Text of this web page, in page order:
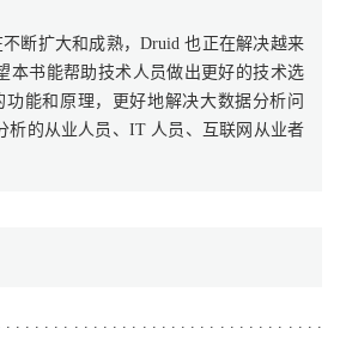
断扩大和成熟，Druid 也正在解决越来
本书能帮助技术人员做出更好的技术选
功能和原理，更好地解决大数据分析问
析的从业人员、IT 人员、互联网从业者
. . . . . . . . . . . . . . . . . . . . . . . . . . . . . . . .